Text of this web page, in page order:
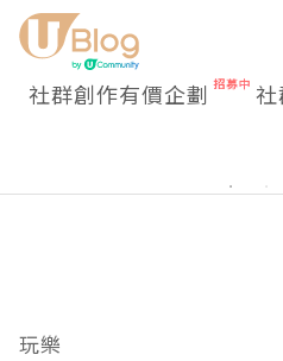
社群創作有價企劃
玩樂